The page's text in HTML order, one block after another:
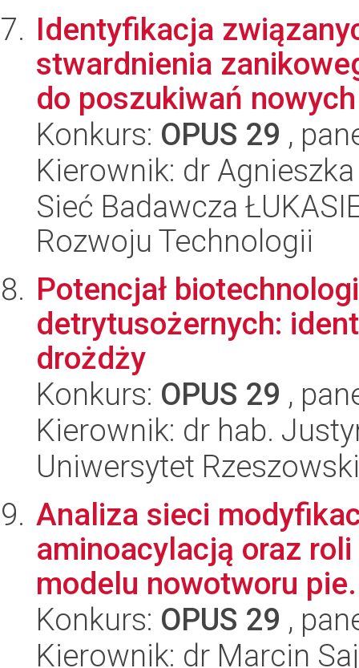
Identyfikacja
stwardnienia
do poszukiwań
Konkurs: OPUS 29 ,
Kierownik: dr
Sieć Badawcza
Rozwoju Technologii
Potencjał
detrytusożernych:
drożdży
Konkurs: OPUS 29 ,
Kierownik: dr hab.
Uniwersytet Rzeszowski
Analiza sieci
aminoacylacją oraz
modelu nowotworu
Konkurs: OPUS 29 ,
Kierownik: dr Marcin